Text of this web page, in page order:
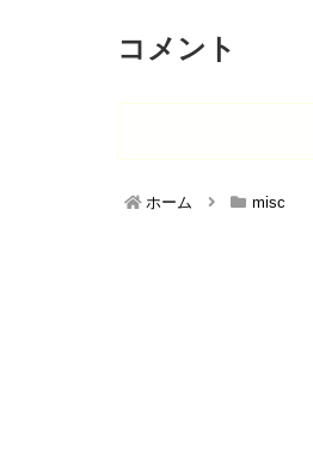
コメント
ホーム misc